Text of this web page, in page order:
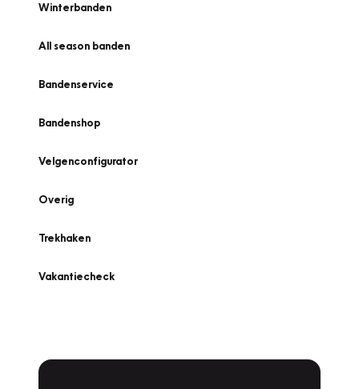
Winterbanden
All season banden
Bandenservice
Bandenshop
Velgenconfigurator
Overig
Trekhaken
Vakantiecheck